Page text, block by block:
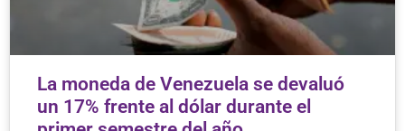
La moneda de Venezuela se devaluó
un 17% frente al dólar durante el